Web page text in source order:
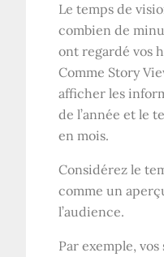
Le temps de
combien de
ont regardé vos
Comme Story
afficher les
de l’année et le
en mois.
Considérez le
comme un
l’audience.
Par exemple,